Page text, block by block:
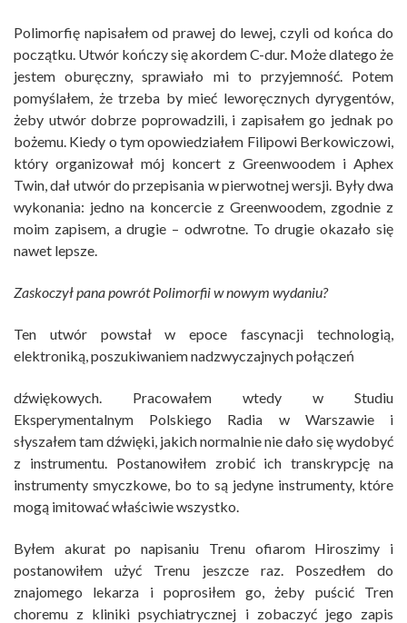
Polimorfię napisałem od prawej do lewej, czyli od końca do
początku. Utwór kończy się akordem C-dur. Może dlatego że
jestem oburęczny, sprawiało mi to przyjemność. Potem
pomyślałem, że trzeba by mieć leworęcznych dyrygentów,
żeby utwór dobrze poprowadzili, i zapisałem go jednak po
bożemu. Kiedy o tym opowiedziałem Filipowi Berkowiczowi,
który organizował mój koncert z Greenwoodem i Aphex
Twin, dał utwór do przepisania w pierwotnej wersji. Były dwa
wykonania: jedno na koncercie z Greenwoodem, zgodnie z
moim zapisem, a drugie – odwrotne. To drugie okazało się
nawet lepsze.
Zaskoczył pana powrót Polimorfii w nowym wydaniu?
Ten utwór powstał w epoce fascynacji technologią,
elektroniką, poszukiwaniem nadzwyczajnych połączeń
dźwiękowych. Pracowałem wtedy w Studiu
Eksperymentalnym Polskiego Radia w Warszawie i
słyszałem tam dźwięki, jakich normalnie nie dało się wydobyć
z instrumentu. Postanowiłem zrobić ich transkrypcję na
instrumenty smyczkowe, bo to są jedyne instrumenty, które
mogą imitować właściwie wszystko.
Byłem akurat po napisaniu Trenu ofiarom Hiroszimy i
postanowiłem użyć Trenu jeszcze raz. Poszedłem do
znajomego lekarza i poprosiłem go, żeby puścić Tren
choremu z kliniki psychiatrycznej i zobaczyć jego zapis